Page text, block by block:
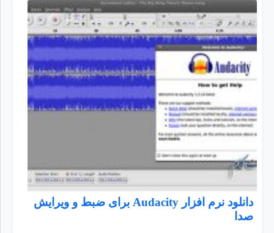
دانلود نرم افزار Audacity برای ضبط و ویرایش
صدا